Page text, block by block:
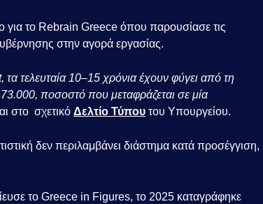
το Rebrain Greece όπου παρουσίασε τις
στην αγορά εργασίας.
τελευταία 10–15 χρόνια έχουν φύγει από τη
ποσοστό που μεταφράζεται σε μία
στο σχετικό Δελτίο Τύπου του Υπουργείου.
δεν περιλαμβάνει διάστημα κατά προσέγγιση,
το Greece in Figures, το 2025 καταγράφηκε